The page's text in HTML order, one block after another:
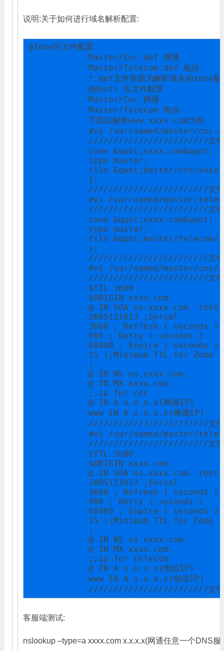
说明:关于如何进行域名解析配置:
@Zone区文件配置:
            Master/Cnc.def 网通
            Master/Telecom.def 电信
*.def文件里面为解析域名的zone配
            @Hosts 区文件配置
            Master/Cnc 网通
            Master/Telecom 电信
            下面以解析www.xxxx.com为例
#vi /var/named/master/
////////////////////////文
            zone &quot;xxxx.com&quot; {
            type master;
file &quot;master/cnc/
            };
////////////////////////文
#vi /var/named/master/
////////////////////////文
            zone &quot;xxxx.com&quot; {
            type master;
file &quot;master/telecom/
            };
////////////////////////文
#vi /var/named/master/cnc/
////////////////////////文
            $TTL 3600
            $ORIGIN xxxx.com.
@ IN SOA ns.xxxx.com.
            2005121013 ;Serial
            3600 ; Refresh ( seconds )
            900 ; Retry ( seconds )
            68400 ; Expire ( seconds )
15 );Minimum TTL for Zone
            ;
            @ IN NS ns.xxxx.com.
            @ IN MX xxxx.com.
            ;;ip for cnc
            @ IN A x.x.x.x(网通IP)
            www IN A x.x.x.x(网通IP)
////////////////////////文
#vi /var/named/master/
////////////////////////文
            $TTL 3600
            $ORIGIN xxxx.com.
@ IN SOA ns.xxxx.com.
            2005121013 ;Serial
            3600 ; Refresh ( seconds )
            900 ; Retry ( seconds )
            68400 ; Expire ( seconds )
15 );Minimum TTL for Zone
            ;
            @ IN NS ns.xxxx.com.
            @ IN MX xxxx.com.
            ;;ip for telecom
            @ IN A x.x.x.x(电信IP)
            www IN A x.x.x.x(电信IP)
////////////////////////文
客服端测试:
nslookup –type=a xxxx.com x.x.x.x(网通任意一个DNS服